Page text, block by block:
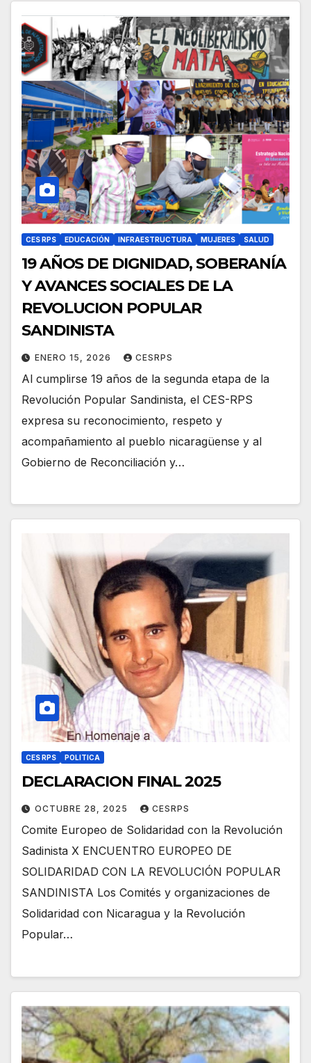
CES RPS EDUCACIÓN INFRAESTRUCTURA MUJERES SALUD
19 AÑOS DE DIGNIDAD, SOBERANÍA
Y AVANCES SOCIALES DE LA
REVOLUCION POPULAR
SANDINISTA
ENERO 15, 2026 CESRPS
Al cumplirse 19 años de la segunda etapa de la
Revolución Popular Sandinista, el CES-RPS
expresa su reconocimiento, respeto y
acompañamiento al pueblo nicaragüense y al
Gobierno de Reconciliación y…
CES RPS POLITICA
DECLARACION FINAL 2025
OCTUBRE 28, 2025 CESRPS
Comite Europeo de Solidaridad con la Revolución
Sadinista X ENCUENTRO EUROPEO DE
SOLIDARIDAD CON LA REVOLUCIÓN POPULAR
SANDINISTA Los Comités y organizaciones de
Solidaridad con Nicaragua y la Revolución
Popular…